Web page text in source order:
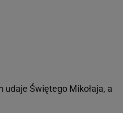
Świętego Mikołaja, a